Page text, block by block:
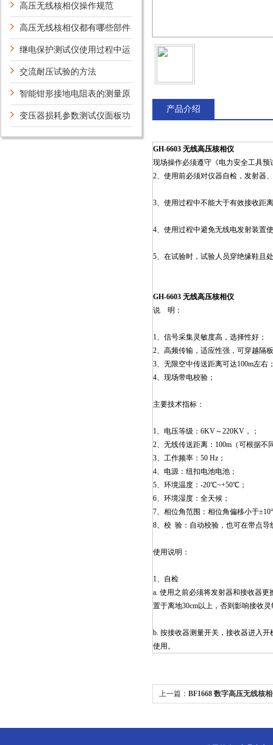
养 高压无线核相仪操作规范
高压无线核相仪都有哪些部件
构成继电保护测试仪使用过程中运
行状态检修概述
交流耐压试验的方法
智能钳形接地电阻表的测量原
理 变压器损耗参数测试仪面板功
能介绍
产品介绍
GH-6603 无线高压核相仪
现场操作必须遵守《电力安全工具预
2、使用前必须对仪器自检，发射器
3、使用过程中不能大于有效接收距
4、使用过程中避免无线电发射装置
5、在试验时，试验人员穿绝缘鞋且
GH-6603 无线高压核相仪
说 明：
1、信号采集灵敏度高，选择性好；
2、高频传输，适应性强，可穿
3、无限空中传送距离可达100m左右
4、现场带电校验；
主要技术指标：
1、电压等级：6KV～220KV，；
2、无线传送距离：100m（可根据不
3、工作频率：50 Hz；
4、电源：纽扣电池电池；
5、环境温度：-20℃~+50℃；
6、环境湿度：全天候；
7、相位角范围：相位角偏移小于
8、校 验：自动校验，也可在带点导
使用说明：
1、自检
a. 使用之前必须将发射器和接收器
置于离地30cm以上，否则影响接收
b. 按接收器测量开关，接收器进入
使用。
上一篇： BF1668 数字高压无线核